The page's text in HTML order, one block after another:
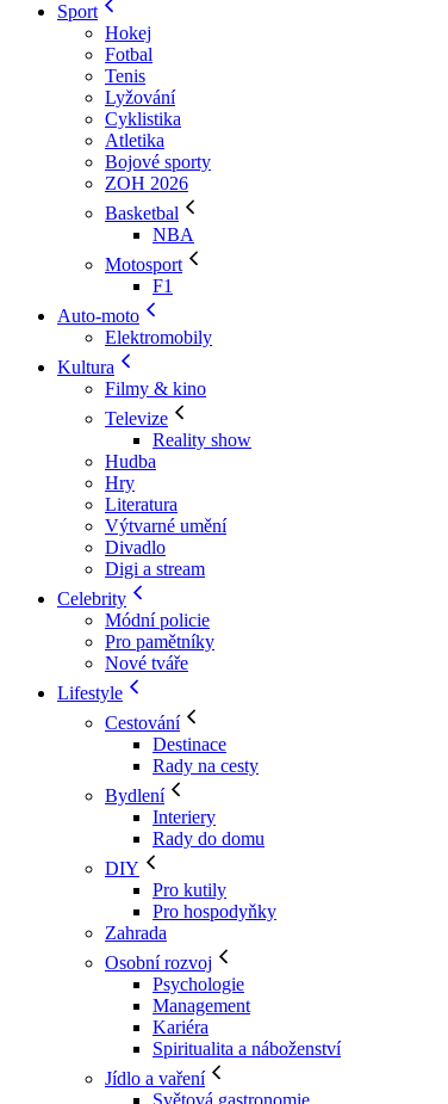
Sport
Hokej
Fotbal
Tenis
Lyžování
Cyklistika
Atletika
Bojové sporty
ZOH 2026
Basketbal
NBA
Motosport
F1
Auto-moto
Elektromobily
Kultura
Filmy & kino
Televize
Reality show
Hudba
Hry
Literatura
Výtvarné umění
Divadlo
Digi a stream
Celebrity
Módní policie
Pro pamětníky
Nové tváře
Lifestyle
Cestování
Destinace
Rady na cesty
Bydlení
Interiery
Rady do domu
DIY
Pro kutily
Pro hospodyňky
Zahrada
Osobní rozvoj
Psychologie
Management
Kariéra
Spiritualita a náboženství
Jídlo a vaření
Světová gastronomie